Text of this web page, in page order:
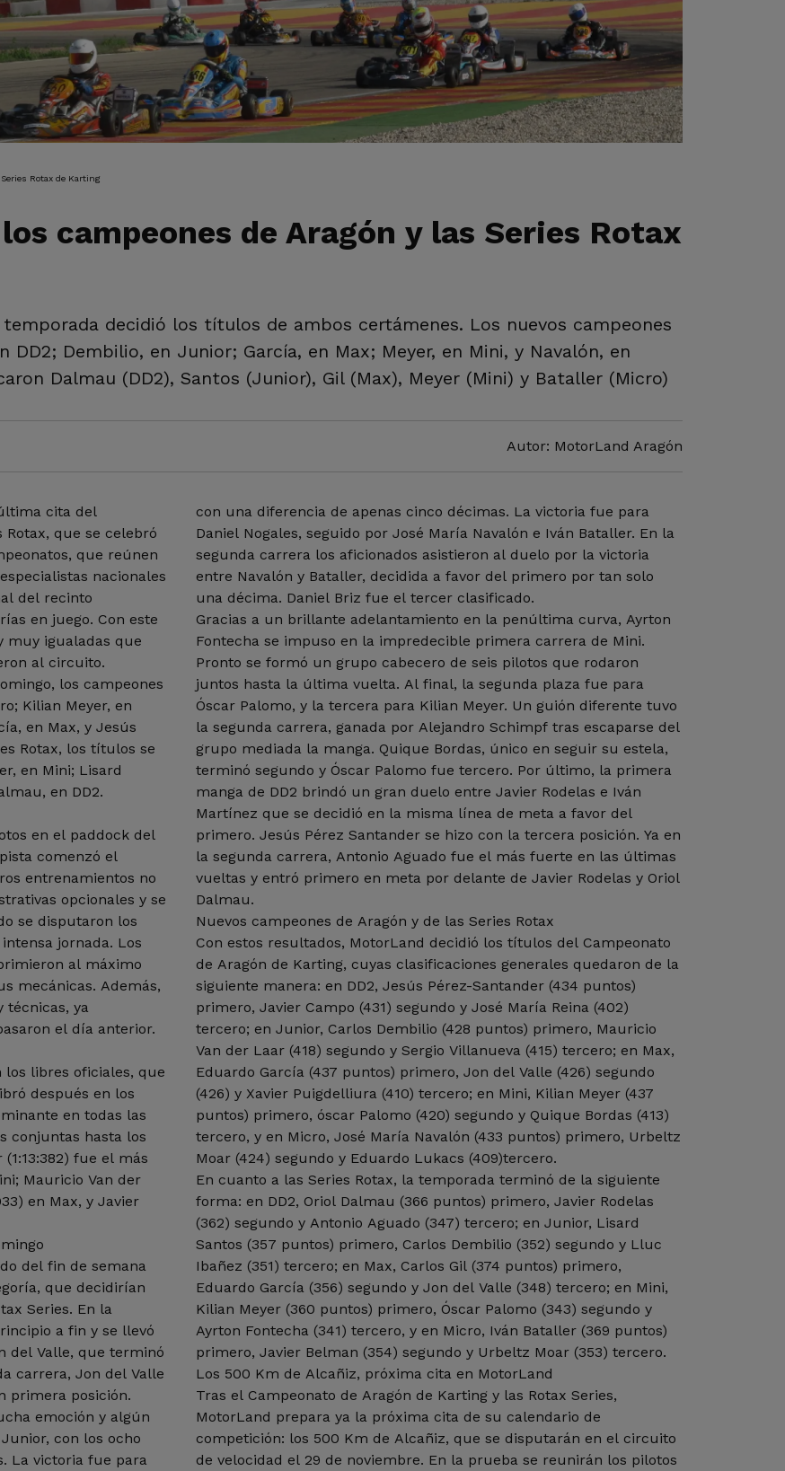
Rotax de Karting
campeones de Aragón y las Series Rotax
decidió los títulos de ambos certámenes. Los nuevos campeones
DD2; Dembilio, en Junior; García, en Max; Meyer, en Mini, y Navalón, en
Dalmau (DD2), Santos (Junior), Gil (Max), Meyer (Mini) y Bataller (Micro)
Autor: MotorLand Aragón
cita del
Rotax, que se celebró
que reúnen
nacionales
del recinto
en juego. Con este
muy igualadas que
al circuito.
los campeones
Kilian Meyer, en
Rotax, los títulos se
Lisard
en DD2.
en el paddock del
comenzó el
entrenamientos no
opcionales y se
se disputaron los
jornada. Los
al máximo
mecánicas. Además,
técnicas, ya
el día anterior.
los libres oficiales, que
después en los
en todas las
conjuntas hasta los
fue el más
en Max, y Javier
del fin de semana
que decidirían
Series. En la
a fin y se llevó
del Valle, que terminó
carrera, Jon del Valle
primera posición.
emoción y algún
con los ocho
La victoria fue para
con una diferencia de apenas cinco décimas. La victoria fue para
Daniel Nogales, seguido por José María Navalón e Iván Bataller. En la
segunda carrera los aficionados asistieron al duelo por la victoria
entre Navalón y Bataller, decidida a favor del primero por tan solo
una décima. Daniel Briz fue el tercer clasificado.
Gracias a un brillante adelantamiento en la penúltima curva, Ayrton
Fontecha se impuso en la impredecible primera carrera de Mini.
Pronto se formó un grupo cabecero de seis pilotos que rodaron
juntos hasta la última vuelta. Al final, la segunda plaza fue para
Óscar Palomo, y la tercera para Kilian Meyer. Un guión diferente tuvo
la segunda carrera, ganada por Alejandro Schimpf tras escaparse del
grupo mediada la manga. Quique Bordas, único en seguir su estela,
terminó segundo y Óscar Palomo fue tercero. Por último, la primera
manga de DD2 brindó un gran duelo entre Javier Rodelas e Iván
Martínez que se decidió en la misma línea de meta a favor del
primero. Jesús Pérez Santander se hizo con la tercera posición. Ya en
la segunda carrera, Antonio Aguado fue el más fuerte en las últimas
vueltas y entró primero en meta por delante de Javier Rodelas y Oriol
Dalmau.
Nuevos campeones de Aragón y de las Series Rotax
Con estos resultados, MotorLand decidió los títulos del Campeonato
de Aragón de Karting, cuyas clasificaciones generales quedaron de la
siguiente manera: en DD2, Jesús Pérez-Santander (434 puntos)
primero, Javier Campo (431) segundo y José María Reina (402)
tercero; en Junior, Carlos Dembilio (428 puntos) primero, Mauricio
Van der Laar (418) segundo y Sergio Villanueva (415) tercero; en Max,
Eduardo García (437 puntos) primero, Jon del Valle (426) segundo
(426) y Xavier Puigdelliura (410) tercero; en Mini, Kilian Meyer (437
puntos) primero, óscar Palomo (420) segundo y Quique Bordas (413)
tercero, y en Micro, José María Navalón (433 puntos) primero, Urbeltz
Moar (424) segundo y Eduardo Lukacs (409)tercero.
En cuanto a las Series Rotax, la temporada terminó de la siguiente
forma: en DD2, Oriol Dalmau (366 puntos) primero, Javier Rodelas
(362) segundo y Antonio Aguado (347) tercero; en Junior, Lisard
Santos (357 puntos) primero, Carlos Dembilio (352) segundo y Lluc
Ibañez (351) tercero; en Max, Carlos Gil (374 puntos) primero,
Eduardo García (356) segundo y Jon del Valle (348) tercero; en Mini,
Kilian Meyer (360 puntos) primero, Óscar Palomo (343) segundo y
Ayrton Fontecha (341) tercero, y en Micro, Iván Bataller (369 puntos)
primero, Javier Belman (354) segundo y Urbeltz Moar (353) tercero.
Los 500 Km de Alcañiz, próxima cita en MotorLand
Tras el Campeonato de Aragón de Karting y las Rotax Series,
MotorLand prepara ya la próxima cita de su calendario de
competición: los 500 Km de Alcañiz, que se disputarán en el circuito
de velocidad el 29 de noviembre. En la prueba se reunirán los pilotos